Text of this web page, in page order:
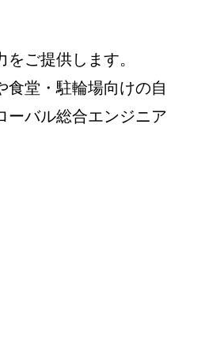
ご提供します。
食堂・駐輪場向けの自
ーバル総合エンジニア